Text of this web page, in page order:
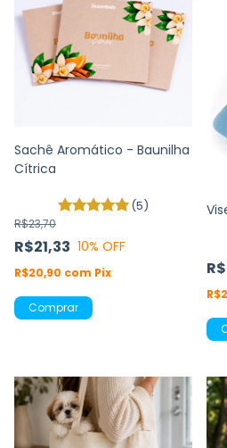
Sachê Aromático - Baunilha
Cítrica
(5)
R$21,33
R$23,70
10% OFF
R$20,90 com Pix
Comprar